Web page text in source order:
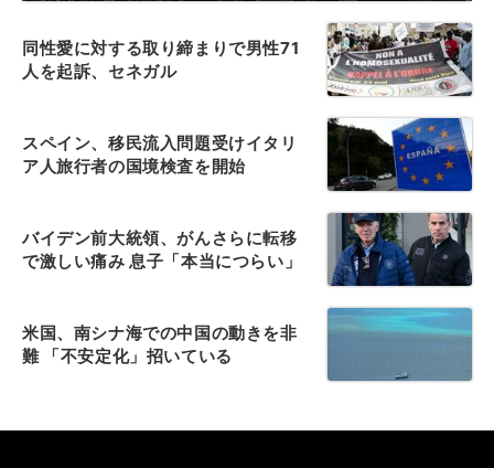
同性愛に対する取り締まりで男性71
人を起訴、セネガル
スペイン、移民流入問題受けイタリ
ア人旅行者の国境検査を開始
バイデン前大統領、がんさらに転移
で激しい痛み 息子「本当につらい」
米国、南シナ海での中国の動きを非
難 「不安定化」招いている